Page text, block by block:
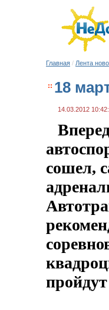
Главная / Лента
18
14.03.2012
сошел,